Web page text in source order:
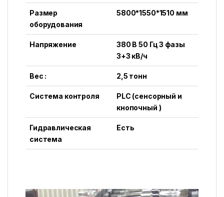
Размер
оборудования
5800*1550*1510 мм
Напряжение
380 В 50 Гц 3 фазы
3+3 кВ/ч
Вес : 2,5 тонн
Система контроля
PLC (сенсорный и
кнопочный )
Гидравлическая
система
Есть